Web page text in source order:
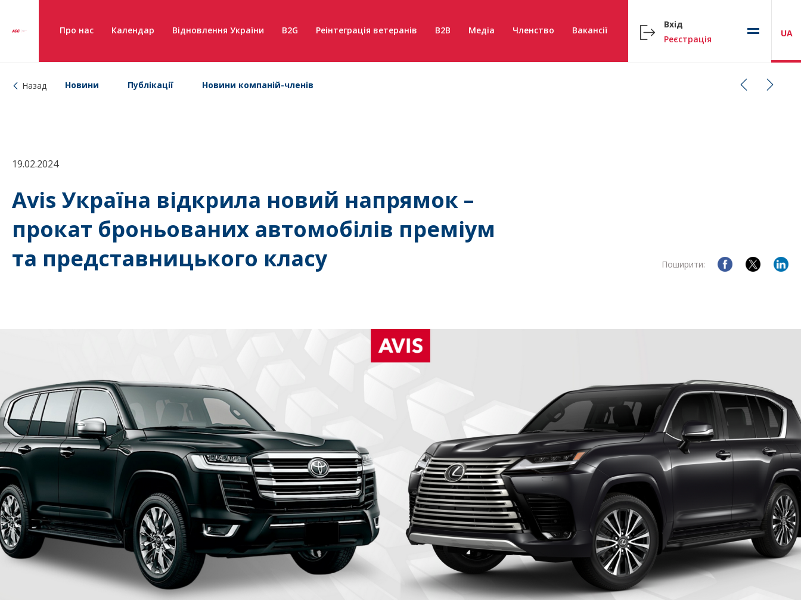
Про нас Календар Відновлення України B2G Реінтеграція ветеранів B2B Медіа Членство Вакансії
Вхід
Реєстрація
UA
Назад Новини Публікації Новини компаній-членів
19.02.2024
Avis Україна відкрила новий напрямок –
прокат броньованих автомобілів преміум
та представницького класу
Поширити: